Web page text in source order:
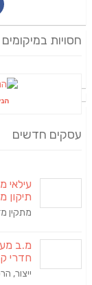
חסויות
עסקים חדשים
עילאי
תיקון
מתקין
מ.ב
חדרי
ייצור,